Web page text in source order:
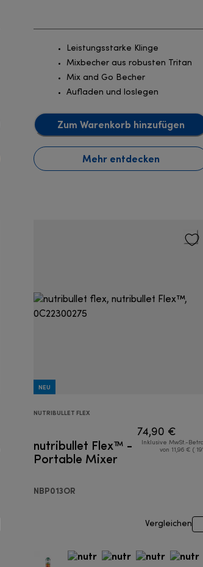
Leistungsstarke Klinge
Mixbecher aus robusten Tritan
Mix and Go Becher
Aufladen und loslegen
Zum Warenkorb hinzufügen
Mehr entdecken
NEU
NUTRIBULLET FLEX
nutribullet Flex™ -
Portable Mixer
NBP013OR
74,90 €
Inklusive MwSt.-
von 11,96 € (
Vergleichen